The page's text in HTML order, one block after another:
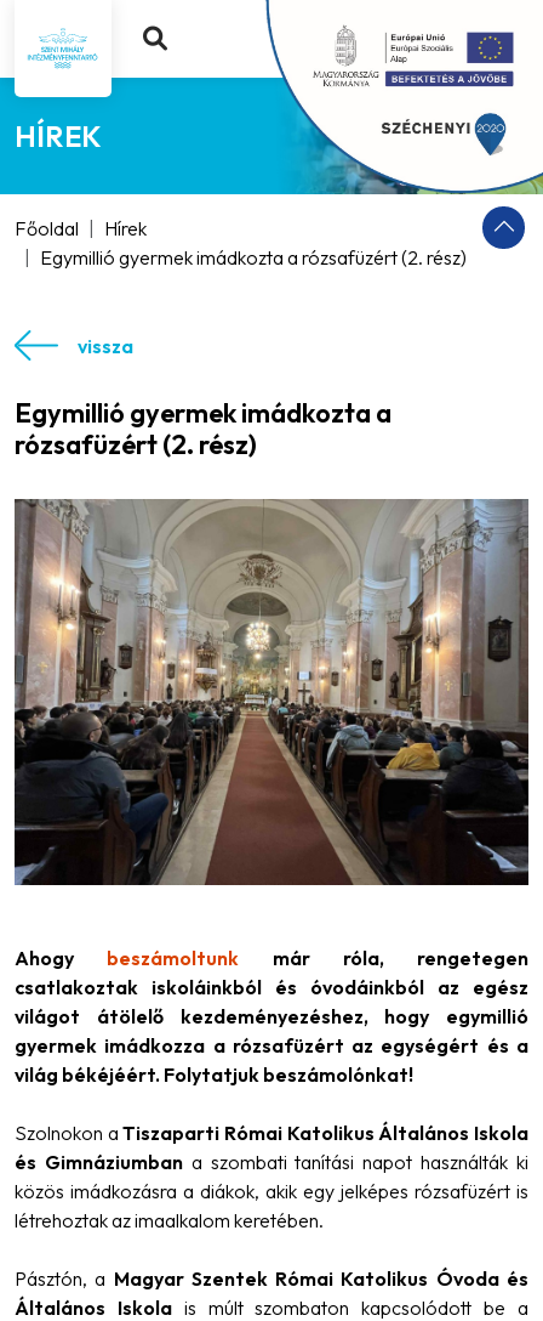
HÍREK
Főoldal
Hírek
Egymillió gyermek imádkozta a rózsafüzért (2. rész)
vissza
Egymillió gyermek imádkozta a
rózsafüzért (2. rész)
Ahogy beszámoltunk már róla, rengetegen
csatlakoztak iskoláinkból és óvodáinkból az egész
világot átölelő kezdeményezéshez, hogy egymillió
gyermek imádkozza a rózsafüzért az egységért és a
világ békéjéért. Folytatjuk beszámolónkat!
Szolnokon aTiszaparti Római Katolikus Általános Iskola
és Gimnáziumbana szombati tanítási napot használták ki
közös imádkozásra a diákok, akik egy jelképes rózsafüzért is
létrehoztak az imaalkalom keretében.
Pásztón, a Magyar Szentek Római Katolikus Óvoda és
Általános Iskolais múlt szombaton kapcsolódott be a